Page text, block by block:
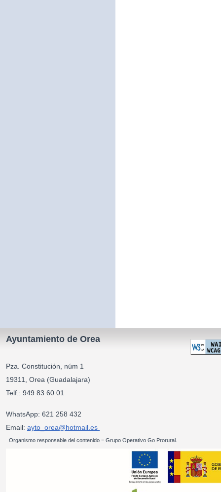
Ayuntamiento de Orea
Pza. Constitución, núm 1
19311, Orea (Guadalajara)
Telf.: 949 83 60 01
WhatsApp: 621 258 432
Email: ayto_orea@hotmail.es
Organismo responsable del contenido = Grupo Operativo Go Prorural.